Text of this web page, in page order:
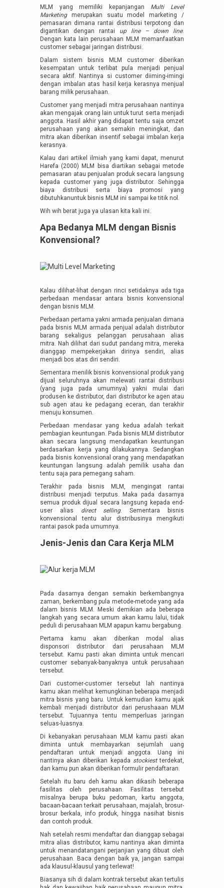
MLM yang memiliki kepanjangan Multi Level
Marketing merupakan suatu model marketing /
pemasaran dimana rantai distribusi terpotong dan
digantikan dengan rantai up line – down line.
Dengan kata lain perusahaan MLM memanfaatkan
customer sebagai jaringan distribusi.
Dalam sistem bisnis MLM customer diberikan
kesempatan untuk terlibat pula menjadi penjual
secara aktif. Nantinya si customer diiming-imingi
dengan imbalan atas hasil kerja kerasnya menjual
barang milik perusahaan.
Customer yang menjadi mitra perusahaan nantinya
akan mengajak orang lain untuk turut serta menjadi
anggota. Hasil akhir yang didapat tentu saja omzet
perusahaan yang akan semakin meningkat, dan
mitra akan diberikan insentif sebagai imbalan kerja
kerasnya.
Kalau dari artikel ilmiah yang kami dapat, menurut
Harefa (2000) MLM bisa diartikan sebagai metode
pemasaran atau penjualan produk secara langsung
kepada customer yang juga distributor. Sehingga
biaya distribusi serta biaya promosi yang
dibutuhkanuntuk bisnis MLM ini sampai ke titik nol.
Wih wih berat juga ya ulasan kita kali ini.
Apa Bedanya MLM dengan Bisnis
Konvensional?
Kalau dilihat-lihat dengan rinci setidaknya ada tiga
perbedaan mendasar antara bisnis konvensional
dengan bisnis MLM.
Perbedaan pertama yakni armada penjualan dimana
pada bisnis MLM armada penjual adalah distributor
barang sekaligus pelanggan perusahaan alias
mitra. Nah dilihat dari sudut pandang mitra, mereka
dianggap mempekerjakan dirinya sendiri, alias
menjadi bos atas diri sendiri.
Sementara menilik bisnis konvensional produk yang
dijual seluruhnya akan melewati rantai distribusi
(yang juga pada umumnya) yakni mulai dari
produsen ke distributor, dari distributor ke agen atau
sub agen atau ke pedagang eceran, dan terakhir
menuju konsumen.
Perbedaan mendasar yang kedua adalah terkait
pembagian keuntungan. Pada bisnis MLM distributor
akan secara langsung mendapatkan keuntungan
berdasarkan kerja yang dilakukannya. Sedangkan
pada bisnis konvensional orang yang mendapatkan
keuntungan langsung adalah pemilik usaha dan
tentu saja para pemegang saham.
Terakhir pada bisnis MLM, mengingat rantai
distribusi menjadi terputus. Maka pada dasarnya
semua produk dijual secara langsung kepada end-
user alias direct selling. Sementara bisnis
konvensional tentu alur distribusinya mengikuti
rantai pasok pada umumnya.
Jenis-Jenis dan Cara Kerja MLM
Pada dasarnya dengan semakin berkembangnya
zaman, berkembang pula metode-metode yang ada
dalam bisnis MLM. Meski demikian ada beberapa
langkah yang secara umum akan kamu lalui, tidak
peduli di perusahaan MLM apapun kamu bergabung.
Pertama kamu akan diberikan modal alias
disponsori distributor dari perusahaan MLM
tersebut. Kamu pasti akan diminta untuk mencari
customer sebanyak-banyaknya untuk perusahaan
tersebut.
Dari customer-customer tersebut lah nantinya
kamu akan melihat kemungkinan beberapa menjadi
mitra bisnis yang baru. Untuk kemudian kamu ajak
kembali menjadi distributor dari perushaaan MLM
tersebut. Tujuannya tentu memperluas jaringan
seluas-luasnya.
Di kebanyakan perusahaan MLM kamu pasti akan
diminta untuk membayarkan sejumlah uang
pendaftaran untuk menjadi anggota. Uang ini
nantinya akan diberikan kepada stockiestterdekat,
dan kamu pun akan diberikan formulir pendaftaran.
Setelah itu baru deh kamu akan dikasih beberapa
fasilitas oleh perusahaan. Fasilitas tersebut
misalnya berupa buku pedoman, kartu anggota,
bacaan-bacaan terkait perusahaan, majalah, brosur-
brosur berkala, info produk, hingga nasihat bisnis
dan contoh produk.
Nah setelah resmi mendaftar dan dianggap sebagai
mitra alias distributor, kamu nantinya akan diminta
untuk menandatangani perjanjian yang dibuat oleh
perusahaan. Baca dengan baik ya, jangan sampai
ada klausul-klausul yang terlewat!
Biasanya sih di dalam kontrak tersebut akan tertulis